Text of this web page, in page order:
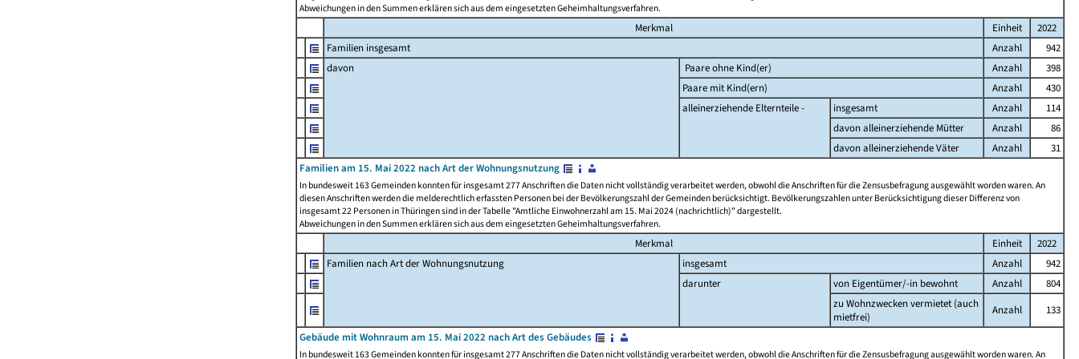
Abweichungen in den Summen erklären sich aus dem eingesetzten Geheimhaltungsverfahren.
Merkmal Einheit
2022
Familien insgesamt
Anzahl
942
davon
Paare ohne Kind(er) Anzahl
398
Paare mit Kind(ern)
Anzahl
430
alleinerziehende Elternteile -
insgesamt Anzahl
114
davon alleinerziehende Mütter
Anzahl
86
davon alleinerziehende Väter
Anzahl
31
Familien am 15. Mai 2022 nach Art der Wohnungsnutzung
In bundesweit 163 Gemeinden konnten für insgesamt 277 Anschriften die Daten nicht vollständig verarbeitet werden, obwohl die Anschriften für die Zensusbefragung ausgewählt worden waren. An
diesen Anschriften werden die melderechtlich erfassten Personen bei der Bevölkerungszahl der Gemeinden berücksichtigt. Bevölkerungszahlen unter Berücksichtigung dieser Differenz von
insgesamt 22 Personen in Thüringen sind in der Tabelle "Amtliche Einwohnerzahl am 15. Mai 2024 (nachrichtlich)" dargestellt.
Abweichungen in den Summen erklären sich aus dem eingesetzten Geheimhaltungsverfahren.
Merkmal Einheit
2022
Familien nach Art der Wohnungsnutzung
insgesamt Anzahl
942
darunter
von Eigentümer/-in bewohnt Anzahl
804
zu Wohnzwecken vermietet (auch
mietfrei)
Anzahl
133
Gebäude mit Wohnraum am 15. Mai 2022 nach Art des Gebäudes
In bundesweit 163 Gemeinden konnten für insgesamt 277 Anschriften die Daten nicht vollständig verarbeitet werden, obwohl die Anschriften für die Zensusbefragung ausgewählt worden waren. An